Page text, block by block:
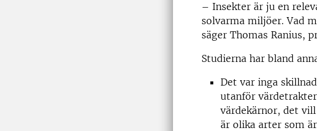
– Insekter är ju en
solvarma miljöer. Vad
säger Thomas Ranius,
Studierna har bland
Det var inga
utanför
värdekärnor, det
är olika arter som